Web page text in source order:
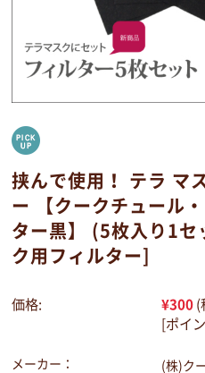
挟んで使用！ テラ マ
ー 【クークチュール
ター黒】 (5枚入り1
ク用フィルター]
価格: ¥300 (
[ポイ
メーカー：
(株)ク